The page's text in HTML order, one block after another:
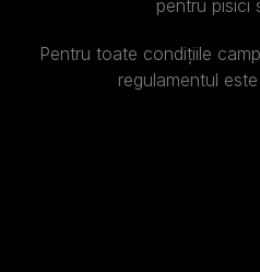
pentru pisici
Pentru toate condițiile
regulamentul